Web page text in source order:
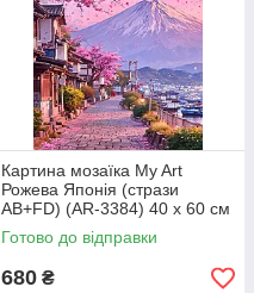
Картина мозаїка My Art
Рожева Японія (стрази
AB+FD) (AR-3384) 40 х 60 см
(На підрамнику)
Готово до відправки
680 ₴